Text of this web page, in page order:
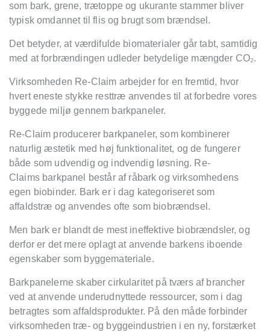
som bark, grene, trætoppe og ukurante stammer bliver
typisk omdannet til flis og brugt som brændsel.
Det betyder, at værdifulde biomaterialer går tabt, samtidig
med at forbrændingen udleder betydelige mængder CO₂.
Virksomheden Re-Claim arbejder for en fremtid, hvor
hvert eneste stykke resttræ anvendes til at forbedre vores
byggede miljø gennem barkpaneler.
Re-Claim producerer barkpaneler, som kombinerer
naturligæstetik med høj funktionalitet, og de fungerer
både som udvendig og indvendig løsning. Re-
Claimsbarkpanel består af råbark og virksomhedens
egen biobinder. Bark er i dag kategoriseret som
affaldstræ og anvendes ofte som biobrændsel.
Men bark er blandt de mest ineffektive biobrændsler, og
derfor er det mere oplagt at anvende barkens iboende
egenskaber som byggemateriale.
Barkpanelerne skaber cirkularitet på tværs af brancher
ved at anvende underudnyttede ressourcer, som i dag
betragtes som affaldsprodukter. På den måde forbinder
virksomheden træ- og byggeindustrien i en ny, forstærket